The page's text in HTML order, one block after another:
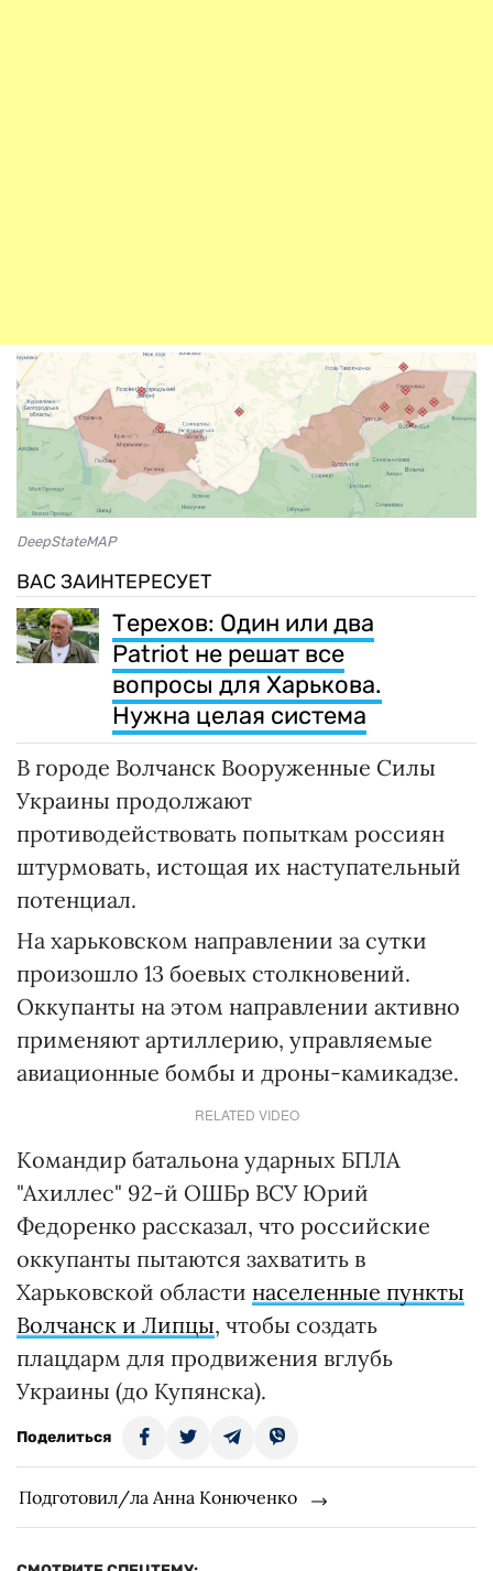
DeepStateMAP
ВАС ЗАИНТЕРЕСУЕТ
Терехов: Один или два
Patriot не решат все
вопросы для Харькова.
Нужна целая система
В городе Волчанск Вооруженные Силы
Украины продолжают
противодействовать попыткам россиян
штурмовать, истощая их наступательный
потенциал.
На харьковском направлении за сутки
произошло 13 боевых столкновений.
Оккупанты на этом направлении активно
применяют артиллерию, управляемые
авиационные бомбы и дроны-камикадзе.
RELATED VIDEO
Командир батальона ударных БПЛА
"Ахиллес" 92-й ОШБр ВСУ Юрий
Федоренко рассказал, что российские
оккупанты пытаются захватить в
Харьковской области населенные пункты
Волчанск и Липцы, чтобы создать
плацдарм для продвижения вглубь
Украины (до Купянска).
Поделиться
Подготовил/ла Анна Конюченко